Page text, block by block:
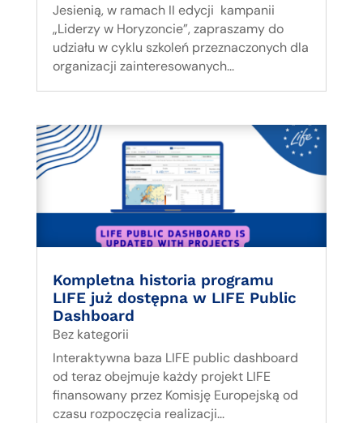
Jesienią, w ramach II edycji kampanii
„Liderzy w Horyzoncie”, zapraszamy do
udziału w cyklu szkoleń przeznaczonych dla
organizacji zainteresowanych...
Kompletna historia programu
LIFE już dostępna w LIFE Public
Dashboard
Bez kategorii
Interaktywna baza LIFE public dashboard
od teraz obejmuje każdy projekt LIFE
finansowany przez Komisję Europejską od
czasu rozpoczęcia realizacji...